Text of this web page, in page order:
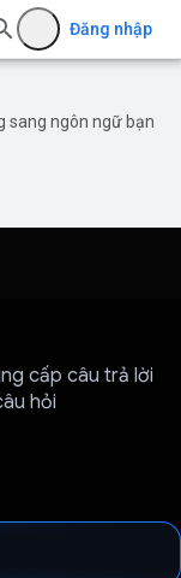
Đăng nhập
sang ngôn ngữ bạn
cấp câu trả lời
hỏi